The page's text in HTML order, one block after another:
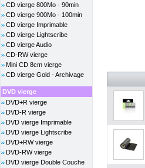
CD vierge 800Mo - 90min
CD vierge 900Mo - 100min
CD vierge Imprimable
CD vierge Lightscribe
CD vierge Audio
CD-RW vierge
Mini CD 8cm vierge
CD vierge Gold - Archivage
DVD vierge
DVD+R vierge
DVD-R vierge
DVD vierge Imprimable
DVD vierge Lightscribe
DVD+RW vierge
DVD-RW vierge
DVD vierge Double Couche